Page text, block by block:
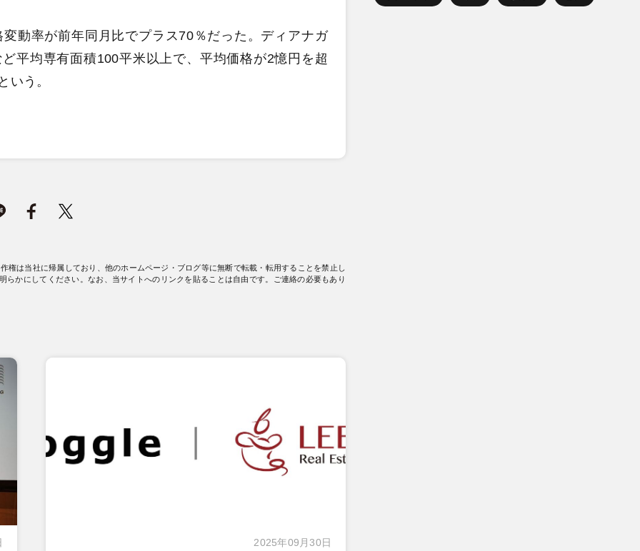
動率が前年同月比でプラス70％だった。ディアナガ
平均専有面積100平米以上で、平均価格が2憶円を超
いう。
は当社に帰属しており、他のホームページ・ブログ等に無断で転載・転用することを禁止し
かにしてください。なお、当サイトへのリンクを貼ることは自由です。ご連絡の必要もあり
2025年09月30日